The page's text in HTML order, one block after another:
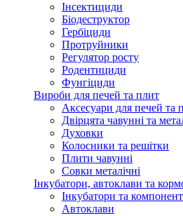
Інсектициди
Біодеструктор
Гербіциди
Протруйники
Регулятор росту
Родентициди
Фунгіциди
Вироби для печей та плит
Аксесуари для печей та
Двірцята чавунні та
Духовки
Колосники та решітки
Плити чавунні
Совки металічні
Інкубатори, автоклави та
Інкубатори та
Автоклави